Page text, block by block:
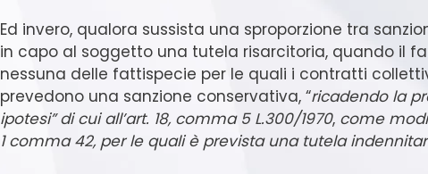
Ed invero, qualora sussista una sproporzione tra
in capo al soggetto una tutela risarcitoria, quando il
nessuna delle fattispecie per le quali i contratti
prevedono una sanzione conservativa, “ricadendo la
ipotesi” di cui all’art. 18, comma 5 L.300/1970, come
1 comma 42, per le quali è prevista una tutela